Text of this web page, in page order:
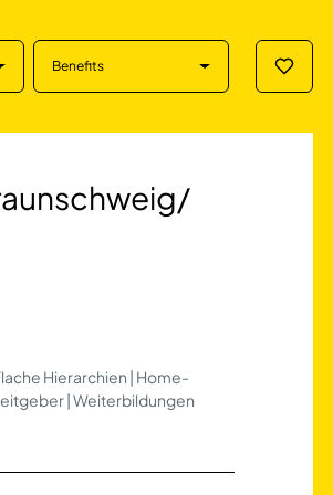
Benefits
Hierarchien | Home-
| Weiterbildungen